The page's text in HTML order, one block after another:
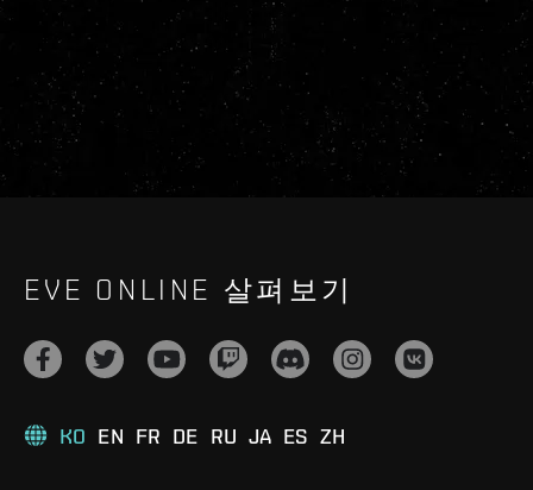
EVE ONLINE 살펴보기
KO EN FR DE RU JA ES ZH